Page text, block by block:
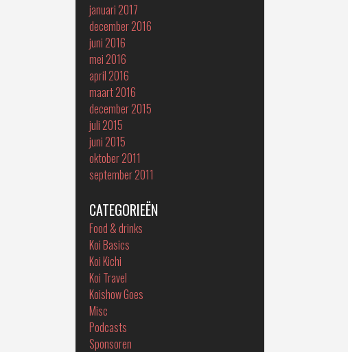
januari 2017
december 2016
juni 2016
mei 2016
april 2016
maart 2016
december 2015
juli 2015
juni 2015
oktober 2011
september 2011
CATEGORIEËN
Food & drinks
Koi Basics
Koi Kichi
Koi Travel
Koishow Goes
Misc
Podcasts
Sponsoren